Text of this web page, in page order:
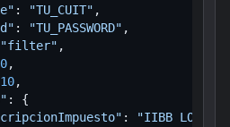
: "TU_CUIT" ,
: "TU_PASSWORD" ,
"filter" ,
0,
10,
: {
:
"IIBB LOCAL